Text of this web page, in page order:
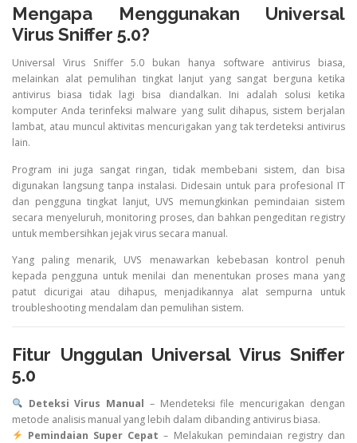
Mengapa Menggunakan Universal
Virus Sniffer 5.0?
Universal Virus Sniffer 5.0 bukan hanya software antivirus biasa,
melainkan alat pemulihan tingkat lanjut yang sangat berguna ketika
antivirus biasa tidak lagi bisa diandalkan. Ini adalah solusi ketika
komputer Anda terinfeksi malware yang sulit dihapus, sistem berjalan
lambat, atau muncul aktivitas mencurigakan yang tak terdeteksi antivirus
lain.
Program ini juga sangat ringan, tidak membebani sistem, dan bisa
digunakan langsung tanpa instalasi. Didesain untuk para profesional IT
dan pengguna tingkat lanjut, UVS memungkinkan pemindaian sistem
secara menyeluruh, monitoring proses, dan bahkan pengeditan registry
untuk membersihkan jejak virus secara manual.
Yang paling menarik, UVS menawarkan kebebasan kontrol penuh
kepada pengguna untuk menilai dan menentukan proses mana yang
patut dicurigai atau dihapus, menjadikannya alat sempurna untuk
troubleshooting mendalam dan pemulihan sistem.
Fitur Unggulan Universal Virus Sniffer
5.0
Deteksi Virus Manual – Mendeteksi file mencurigakan dengan
metode analisis manual yang lebih dalam dibanding antivirus biasa.
Pemindaian Super Cepat – Melakukan pemindaian registry dan